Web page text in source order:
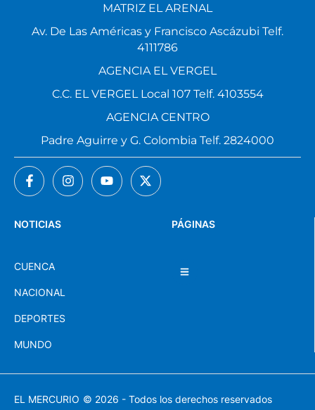
PÁGINAS
NOTICIAS
CUENCA
NACIONAL
DEPORTES
MUNDO
MATRIZ EL ARENAL
Av. De Las Américas y Francisco Ascázubi Telf.
4111786
AGENCIA EL VERGEL
C.C. EL VERGEL Local 107 Telf. 4103554
AGENCIA CENTRO
Padre Aguirre y G. Colombia Telf. 2824000
EL MERCURIO © 2026 - Todos los derechos reservados